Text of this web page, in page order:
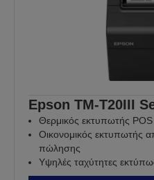
Epson TM-T20III
Θερμικός εκτυπωτής POS
Οικονομικός εκτυπωτής
πώλησης
Υψηλές ταχύτητες